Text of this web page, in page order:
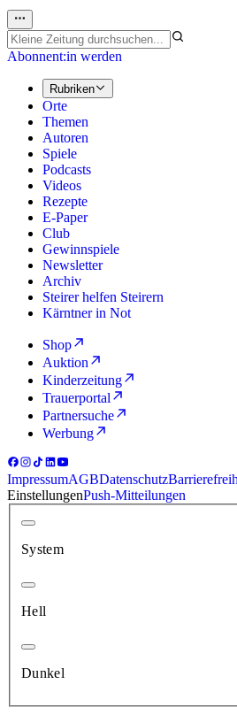
Abonnent:in werden
Rubriken
Orte
Themen
Autoren
Spiele
Podcasts
Videos
Rezepte
E-Paper
Club
Gewinnspiele
Newsletter
Archiv
Steirer helfen Steirern
Kärntner in Not
Shop
Auktion
Kinderzeitung
Trauerportal
Partnersuche
Werbung
ImpressumAGBDatenschutz
EinstellungenPush-Mitteilungen
System
Hell
Dunkel